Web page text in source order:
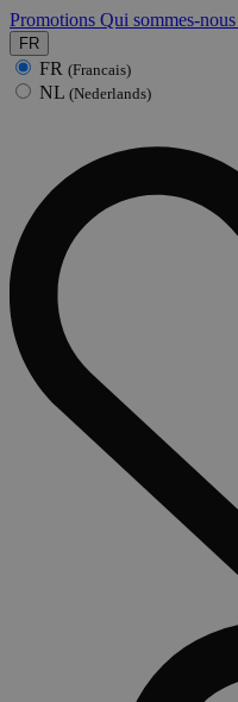
Promotions Qui sommes-nous
FR
FR (Francais)
NL (Nederlands)